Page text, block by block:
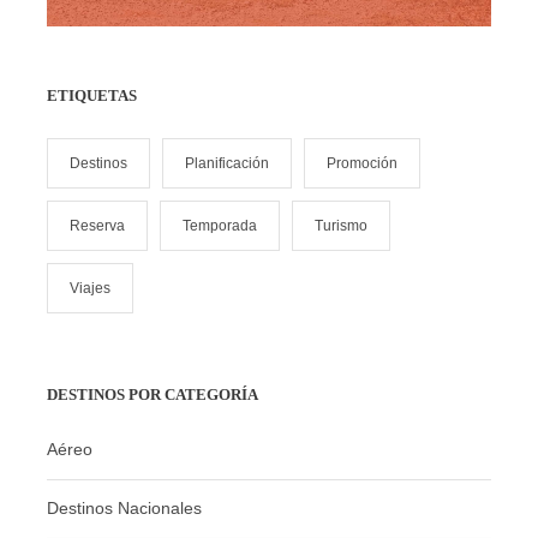
ETIQUETAS
Destinos Planificación Promoción
Reserva Temporada Turismo
Viajes
DESTINOS POR CATEGORÍA
Aéreo
Destinos Nacionales
La información presentada en esta página tiene fines
climáticas, la disponibilidad de servicios y otros factores
externos. Te recomendamos siempre verificar los
detalles actualizados de tu paquete turístico, así como
consultar las políticas específicas aplicables con tu
asesor de confianza en Summers Tours antes de
realizar cualquier reserva.
Las tarifas están sujetas a cambios sin previo aviso
Las promociones y ofertas tienen cupos limitados y